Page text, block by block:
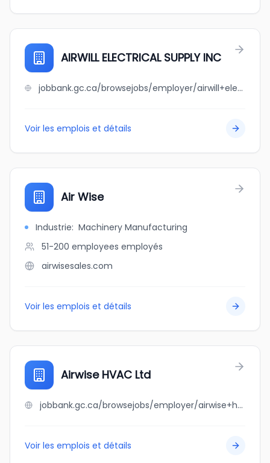
AIRWILL ELECTRICAL SUPPLY INC
jobbank.gc.ca/browsejobs/employer/airwill+electrical+supply+inc/ca
Voir les emplois et détails
Air Wise
Industrie: Machinery Manufacturing
51-200 employees employés
airwisesales.com
Voir les emplois et détails
Airwise HVAC Ltd
jobbank.gc.ca/browsejobs/employer/airwise+hvac+ltd/ca
Voir les emplois et détails